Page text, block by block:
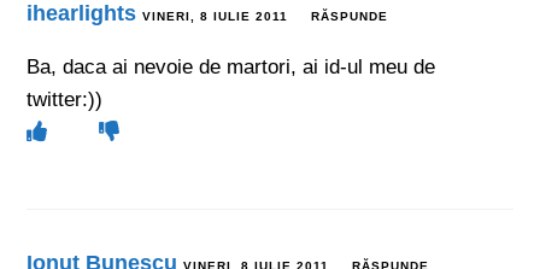
ihearlights VINERI, 8 IULIE 2011 RĂSPUNDE
Ba, daca ai nevoie de martori, ai id-ul meu de
twitter:))
Ionut Bunescu VINERI, 8 IULIE 2011 RĂSPUNDE